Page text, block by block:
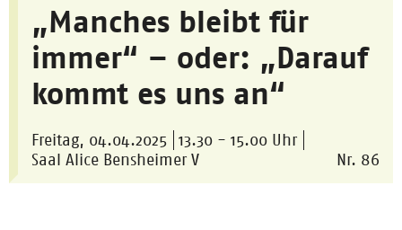
„Manches bleibt für
immer“ – oder: „Darauf
kommt es uns an“
Freitag, 04.04.2025
13.30 - 15.00 Uhr
Saal Alice Bensheimer V
Nr. 86